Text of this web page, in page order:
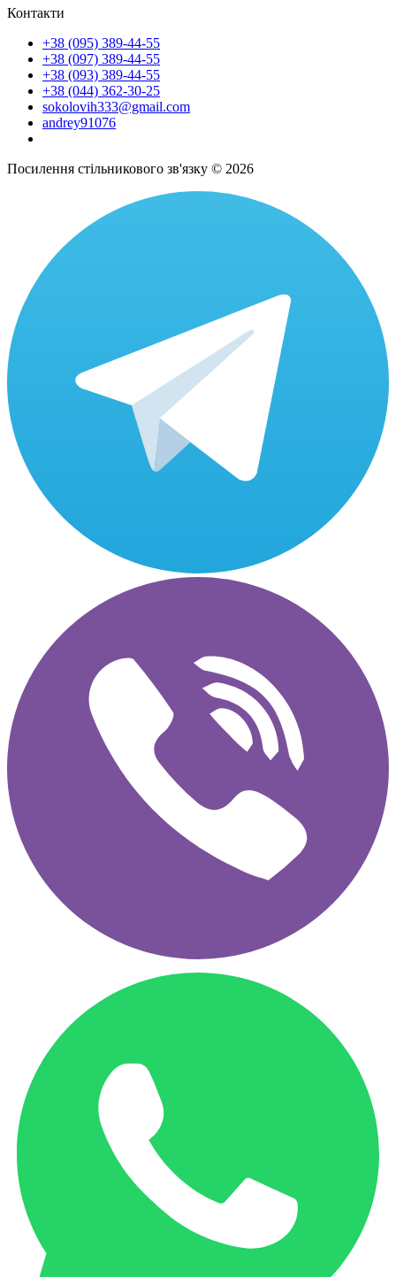
Контакти
+38 (095) 389-44-55
+38 (097) 389-44-55
+38 (093) 389-44-55
+38 (044) 362-30-25
sokolovih333@gmail.com
andrey91076
Посилення стільникового зв'язку © 2026